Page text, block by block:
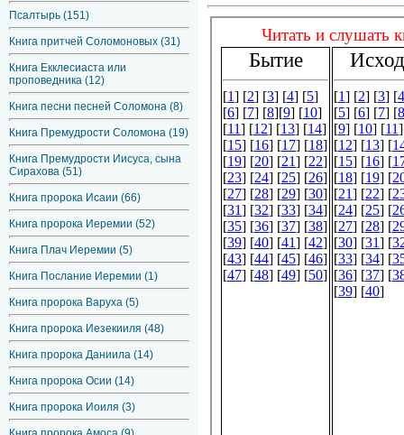
Псалтырь (151)
Книга притчей Соломоновых (31)
Книга Екклесиаста или
проповедника (12)
Книга песни песней Соломона (8)
Книга Премудрости Соломона (19)
Книга Премудрости Иисуса, сына
Сирахова (51)
Книга пророка Исаии (66)
Книга пророка Иеремии (52)
Книга Плач Иеремии (5)
Книга Послание Иеремии (1)
Книга пророка Варуха (5)
Книга пророка Иезекииля (48)
Книга пророка Даниила (14)
Книга пророка Осии (14)
Книга пророка Иоиля (3)